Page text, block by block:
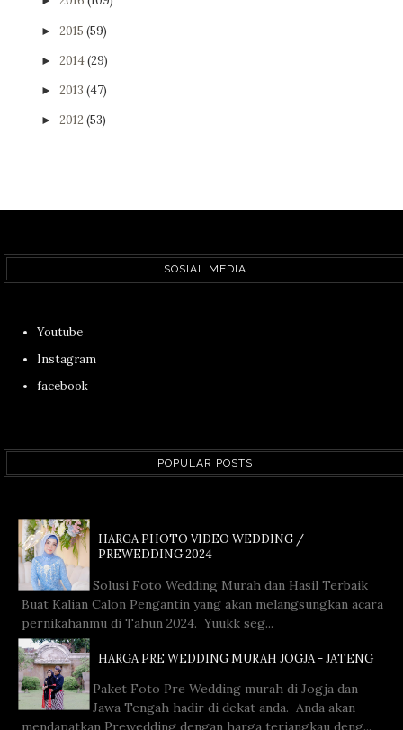
► 2015 (59)
► 2014(29)
► 2013 (47)
► 2012 (53)
SOSIAL MEDIA
Youtube
Instagram
facebook
POPULAR POSTS
HARGA PHOTO VIDEO WEDDING /
PREWEDDING 2024
Solusi Foto Wedding Murah dan Hasil Terbaik
Buat Kalian Calon Pengantin yang akan melangsungkan acara
pernikahanmu di Tahun 2024. Yuukk seg...
HARGA PRE WEDDING MURAH JOGJA - JATENG
Paket Foto Pre Wedding murah di Jogja dan
Jawa Tengah hadir di dekat anda. Anda akan
mendapatkan Prewedding dengan harga terjangkau deng...